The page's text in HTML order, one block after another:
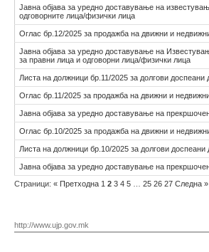
Јавна објава за уредно доставување на
одговорните лица/физички лица
Оглас бр.12/2025 за продажба на движни и
Јавна објава за уредно доставување на
за правни лица и одговорни лица/физички лица
Листа на должници бр.11/2025 за долгови
Оглас бр.11/2025 за продажба на движни и
Јавна објава за уредно доставување на
Оглас бр.10/2025 за продажба на движни и
Листа на должници бр.10/2025 за долгови
Јавна објава за уредно доставување на
Страници: « Претходна 1 2 3 4 5 25 26 27 Следна »
http://www.ujp.gov.mk